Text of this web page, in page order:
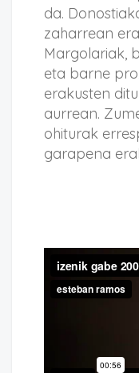
da.
zaharrean
Margolariak,
eta barne
erakusten
aurrean.
ohiturak
garapena